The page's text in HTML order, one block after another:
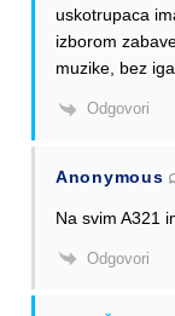
uskotrupaca
izborom
muzike, bez
Odgovori
Anonymous
Na svim A321
Odgovori